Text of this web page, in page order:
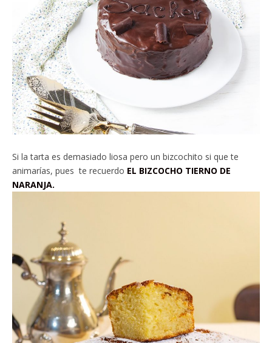
Si la tarta es demasiado liosa pero un bizcochito si que te
animarías, pues te recuerdo EL BIZCOCHO TIERNO DE
NARANJA.